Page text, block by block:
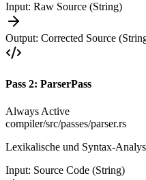
Input: Raw Source (String)
Output: Corrected Source
Pass 2: ParserPass
Always Active
compiler/src/passes/parser.rs
Lexikalische und Syntax-
Input: Source Code (String)